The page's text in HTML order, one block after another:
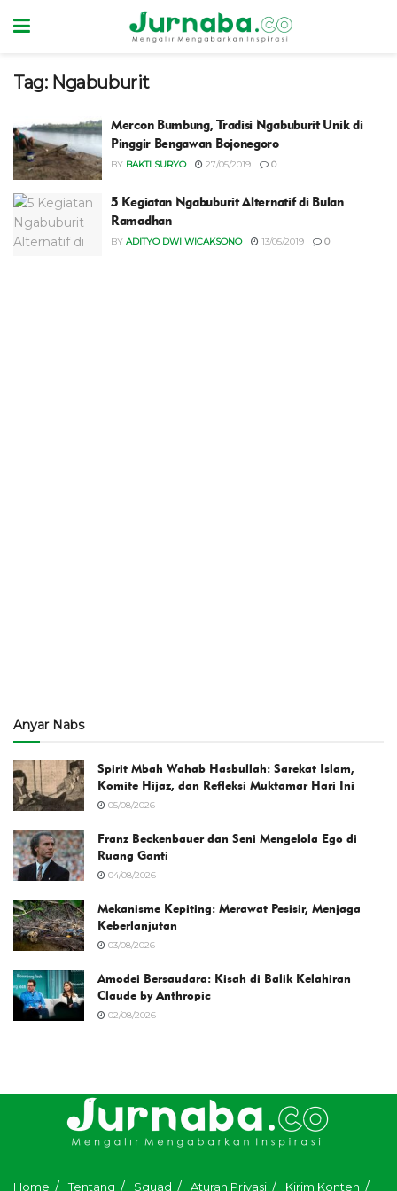
Tag: Ngabuburit
Mercon Bumbung, Tradisi Ngabuburit Unik di
Pinggir Bengawan Bojonegoro
BY BAKTI SURYO 27/05/2019 0
5 Kegiatan Ngabuburit Alternatif di Bulan
Ramadhan
BY ADITYO DWI WICAKSONO 13/05/2019 0
Anyar Nabs
Spirit Mbah Wahab Hasbullah: Sarekat Islam,
Komite Hijaz, dan Refleksi Muktamar Hari Ini
05/08/2026
Franz Beckenbauer dan Seni Mengelola Ego di
Ruang Ganti
04/08/2026
Mekanisme Kepiting: Merawat Pesisir, Menjaga
Keberlanjutan
03/08/2026
Amodei Bersaudara: Kisah di Balik Kelahiran
Claude by Anthropic
02/08/2026
Home Tentang Squad Aturan Privasi Kirim Konten